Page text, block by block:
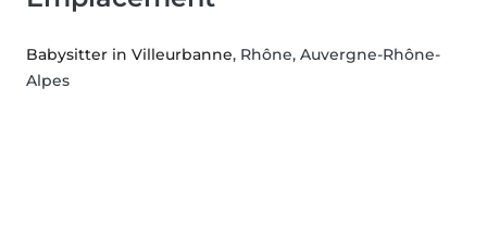
Babysitter in Villeurbanne, Rhône, Auvergne-Rhône-
Alpes